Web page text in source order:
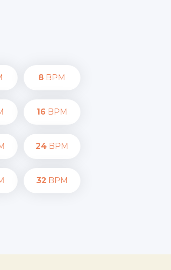
8 BPM
16 BPM
24BPM
32 BPM